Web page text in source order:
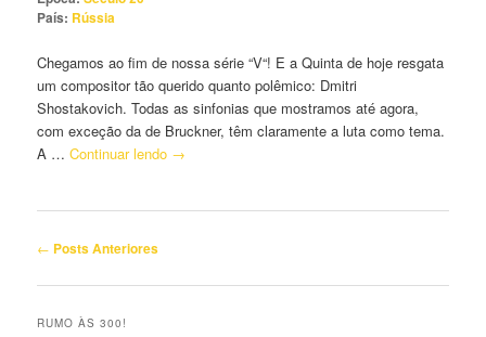
País: Rússia
Chegamos ao fim de nossa série “V“! E a Quinta de hoje resgata
um compositor tão querido quanto polêmico: Dmitri
Shostakovich. Todas as sinfonias que mostramos até agora,
com exceção da de Bruckner, têm claramente a luta como tema.
A …Continuar lendo →
Navegação
Posts
← Posts Anteriores
RUMO ÀS 300!